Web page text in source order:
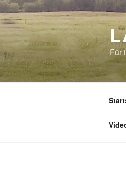
Zum
Inhalt
springen
Für